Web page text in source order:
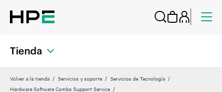
Tienda
Volver a la tienda Servicios y soporte
Servicios de Tecnología
Hardware Software Combo Support Service